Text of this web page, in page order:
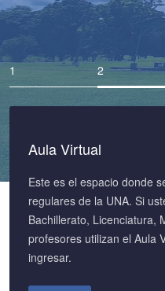
Aula Virtual
Este es el espacio donde
regulares de la UNA. Si
Bachillerato, Licenciatura,
profesores utilizan el Aula
ingresar.